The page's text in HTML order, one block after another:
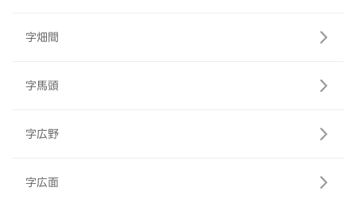
字畑間
字馬頭
字広野
字広面